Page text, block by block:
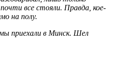
все стояли. Правда, кое-
на полу.
приехали в Минск. Шел